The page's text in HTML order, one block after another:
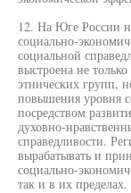
12. На Юге России
социально-
социальной
выстроена не
этнических групп,
повышения уровня
посредством
духовно-
справедливости.
вырабатывать и
социально-
так и в их пределах.